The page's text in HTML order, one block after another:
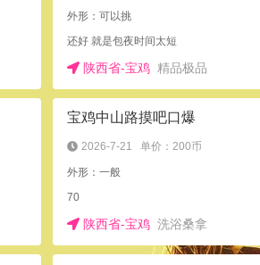
外形：可以挑
还好 就是包夜时间太短
陕西省-宝鸡精品极品
宝鸡中山路摸吧口爆
2026-7-21 单价：200币
外形：一般
70
陕西省-宝鸡洗浴桑拿